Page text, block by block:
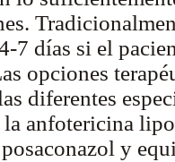
7 días si el
opciones
diferentes
anfotericina
y